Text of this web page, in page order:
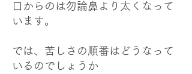
口からのは勿論鼻より太くなって
います。
では、苦しさの順番はどうなって
いるのでしょうか